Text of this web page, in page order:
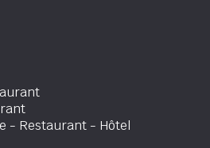
- Restaurant - Hôtel